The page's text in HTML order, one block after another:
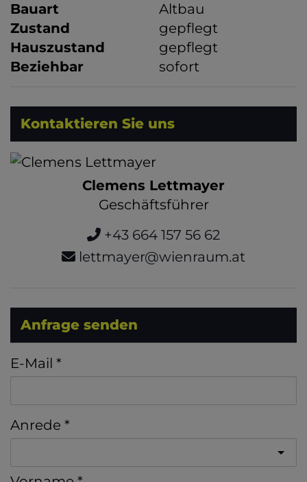
Bauart
Altbau
Zustand
gepflegt
Hauszustand
gepflegt
Beziehbar
sofort
Kontaktieren Sie uns
Clemens Lettmayer
Geschäftsführer
+43 664 157 56 62
lettmayer@wienraum.at
Anfrage senden
E-Mail
Anrede